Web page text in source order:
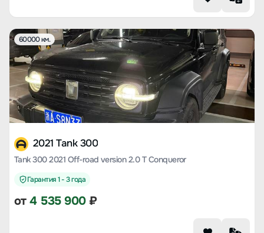
60000 км.
2021 Tank 300
Tank 300 2021 Off-road version 2.0 T Conqueror
Гарантия 1 - 3 года
от4 535 900₽